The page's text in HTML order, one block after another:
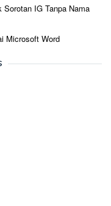
IG Tanpa Nama
Microsoft Word